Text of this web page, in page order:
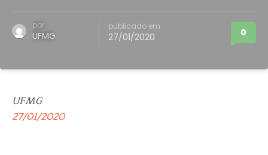
por
UFMG
publicado em
27/01/2020 0
UFMG
27/01/2020